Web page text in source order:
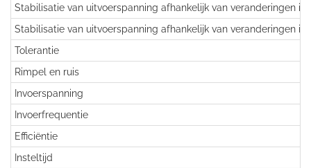
Stabilisatie van uitvoerspanning afhankelijk van veranderingen in
Stabilisatie van uitvoerspanning afhankelijk van veranderingen in
Tolerantie
Rimpel en ruis
Invoerspanning
Invoerfrequentie
Efficiëntie
Insteltijd